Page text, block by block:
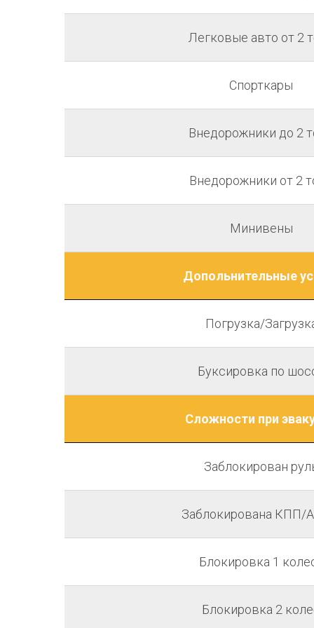
Легковые авто от 2
Спорткары
Внедорожники до 2
Внедорожники от 2
Минивены
Допольнительные
Погрузка/
Буксировка по
Сложности при
Заблокирован
Заблокирована КПП/
Блокировка 1
Блокировка 2